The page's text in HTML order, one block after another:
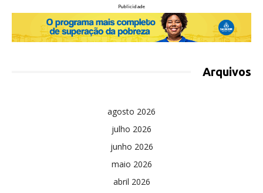
Publicidade
Arquivos
agosto 2026
julho 2026
junho 2026
maio 2026
abril 2026